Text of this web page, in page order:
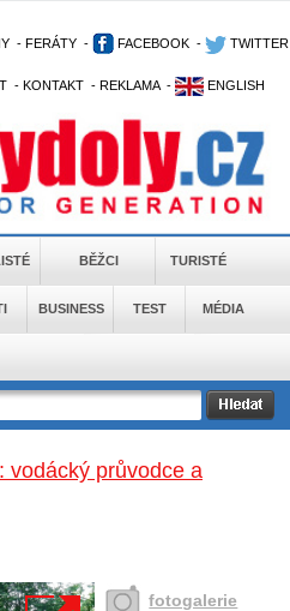
- FERÁTY - FACEBOOK - TWITTER
- KONTAKT - REKLAMA - ENGLISH
BĚŽCI TURISTÉ
BUSINESS TEST MÉDIA
vodácký průvodce a
fotogalerie